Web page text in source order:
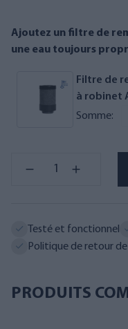
Ajoutez un filtre de
une eau toujours
Filtre de
à robinet
Somme:
Testé et fonctionnel
Politique de retour de
PRODUITS